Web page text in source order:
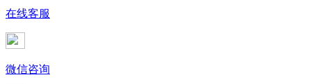
在线客服
微信咨询